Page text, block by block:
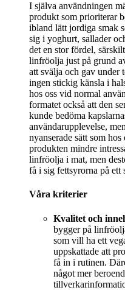
I själva användningen
produkt som prioriterar
ibland lätt jordiga smak
sig i yoghurt, sallader
det en stor fördel,
linfröolja just på grund
att svälja och gav under
ingen stickig känsla i
hos oss vid normal
formatet också att den
kunde bedöma
användarupplevelse,
nyanserade sätt som
produkten mindre
linfröolja i mat, men
få i sig fettsyrorna på ett
Våra kriterier
Kvalitet och
bygger på
som vill ha ett
uppskattade att
få in i rutinen.
något mer